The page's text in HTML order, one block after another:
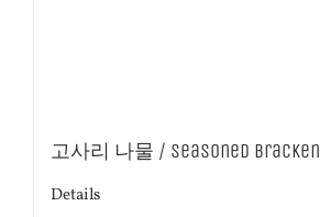
고사리 나물 / Seasoned Bracken
Details